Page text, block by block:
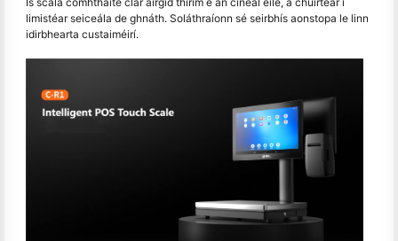
limistéar seiceála de ghnáth. Soláthraíonn sé seirbhís aonstopa le linn
idirbhearta custaiméirí.